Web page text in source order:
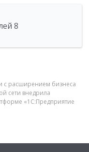
8
с расширением бизнеса
сети внедрила
«1С:Предприятие